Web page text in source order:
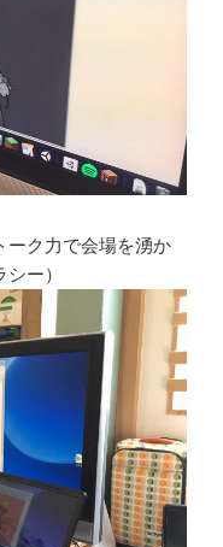
ーク力で会場を湧か
ー）